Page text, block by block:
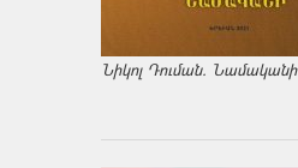
Նիկոլ Դուման. Նամականի